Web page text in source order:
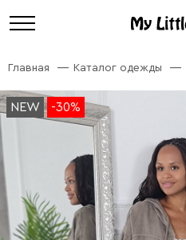
Главная Каталог одежды
NEW -30%
NEW -30%